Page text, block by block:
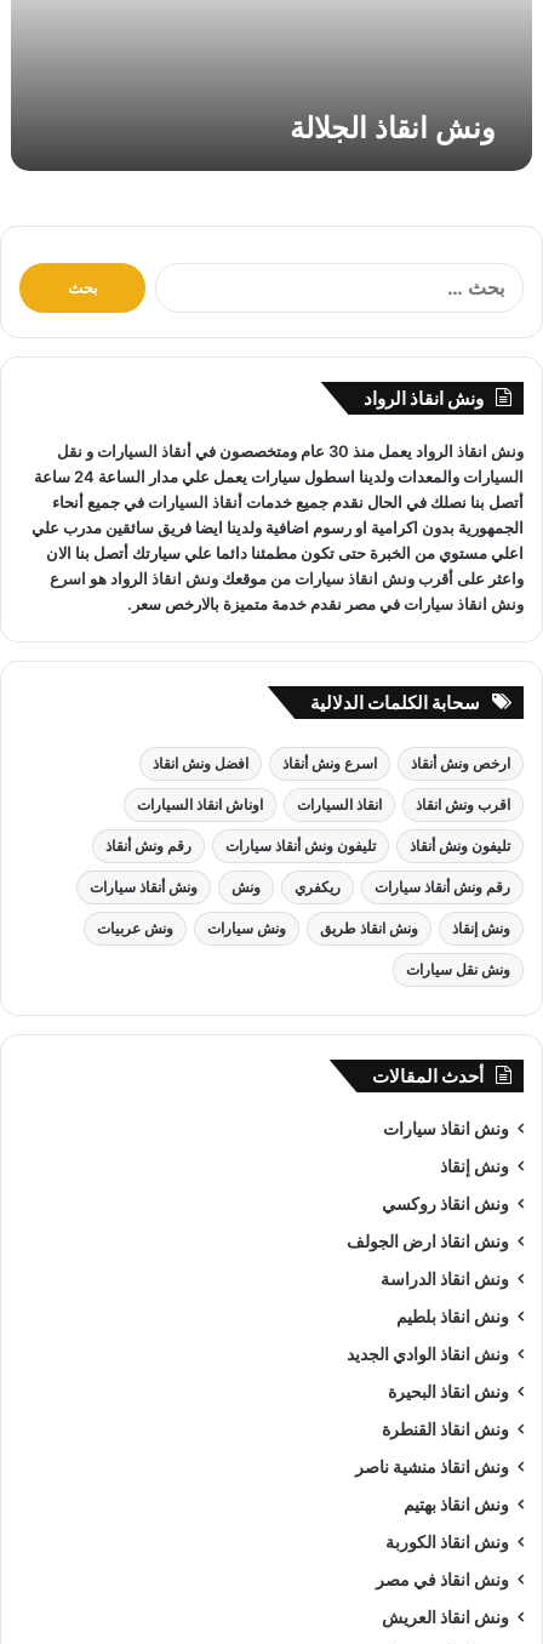
ل
ونش انقاذ الجلالة
:
ونش انقاذ الرواد
ونش انقاذ الرواد يعمل منذ 30 عام ومتخصصون في أنقاذ السياراتو نقل
السيارات
والمعدات ولدينا اسطول سيارات يعمل علي مدار الساعة 24 ساعة
أتصل بنا نصلك في الحال نقدم جميع خدماتأنقاذ السياراتفي جميع أنحاء
الجمهورية بدون اكرامية او رسوم اضافية ولدينا ايضا فريق سائقين مدرب علي
اعلي مستوي من الخبرة حتى تكون مطمئنا دائما علي سيارتك أتصل بنا الان
واعثر علىأقرب ونش انقاذ سياراتمن موقعك ونش انقاذ الرواد هو اسرع
ونش انقاذ سياراتفي مصر نقدم خدمة متميزة بالارخص سعر.
سحابة الكلمات الدلالية
ارخص ونش أنقاذ اسرع ونش أنقاذ افضل ونش انقاذ
اقرب ونش انقاذ انقاذ السيارات اوناش انقاذ السيارات
تليفون ونش أنقاذ تليفون ونش أنقاذ سيارات رقم ونش أنقاذ
رقم ونش أنقاذ سيارات ريكفري ونش ونش أنقاذ سيارات
ونش إنقاذ ونش انقاذ طريق ونش سيارات ونش عربيات
ونش نقل سيارات
أحدث المقالات
ونش انقاذ سيارات
ونش إنقاذ
ونش انقاذ روكسي
ونش انقاذ ارض الجولف
ونش انقاذ الدراسة
ونش انقاذ بلطيم
ونش انقاذ الوادي الجديد
ونش انقاذ البحيرة
ونش انقاذ القنطرة
ونش انقاذ منشية ناصر
ونش انقاذ بهتيم
ونش انقاذ الكوربة
ونش انقاذ في مصر
ونش انقاذ العريش